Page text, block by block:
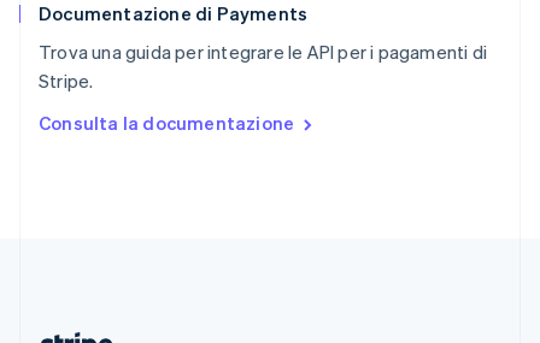
Documentazione di Payments
Trova una guida per integrare le API per i pagamenti di
Stripe.
Consulta la documentazione
Slovenia
Spagna
Español
English Español简体中文